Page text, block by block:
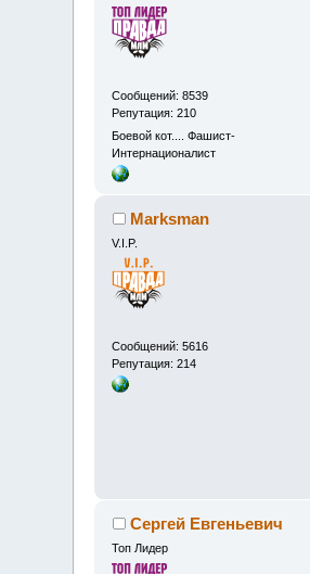
Сообщений: 8539
Репутация: 210
Боевой кот.... Фашист-
Интернационалист
Marksman
V.I.P.
Сообщений: 5616
Репутация: 214
Сергей Евгеньевич
Топ Лидер